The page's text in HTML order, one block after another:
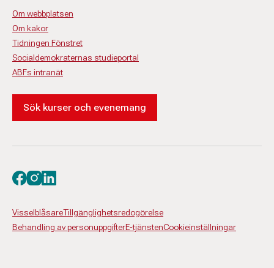
Om webbplatsen
Om kakor
Tidningen Fönstret
Socialdemokraternas studieportal
ABFs intranät
Sök kurser och evenemang
VisselblåsareTillgänglighetsredogörelse
Behandling av personuppgifterE-tjänstenCookieinställningar
Besök oss på facebook
Besök oss på instagram
Besök oss på linkedin